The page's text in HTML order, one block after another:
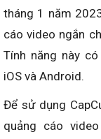
tháng 1 năm
cáo video ngắn
Tính năng này
iOS và Android.
Để sử dụng
quảng cáo